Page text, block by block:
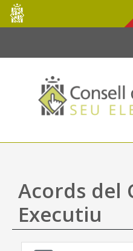
Salta al contingut principal
Consell
de
Mallorca
Acords del
Executiu